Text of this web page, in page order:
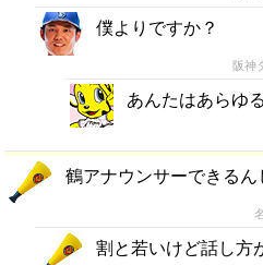
僕よりですか？
阪神
あんたはあらゆ
鶴アナウンサーできるん
割と若いけど話し方